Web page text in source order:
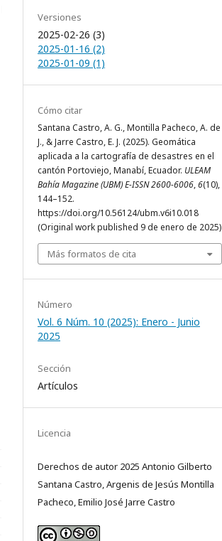
Versiones
2025-02-26 (3)
2025-01-16 (2)
2025-01-09 (1)
Cómo citar
Santana Castro, A. G., Montilla Pacheco, A. de
J., & Jarre Castro, E. J. (2025). Geomática
aplicada a la cartografía de desastres en el
cantón Portoviejo, Manabí, Ecuador. ULEAM
Bahía Magazine (UBM) E-ISSN 2600-6006,6(10),
144–152.
https://doi.org/10.56124/ubm.v6i10.018
(Original work published 9 de enero de 2025)
Más formatos de cita
Número
Vol. 6 Núm. 10 (2025): Enero - Junio
2025
Sección
Artículos
Licencia
Derechos de autor 2025 Antonio Gilberto
Santana Castro, Argenis de Jesús Montilla
Pacheco, Emilio José Jarre Castro